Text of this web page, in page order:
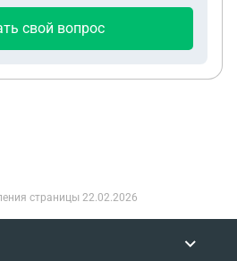
свой вопрос
страницы 22.02.2026